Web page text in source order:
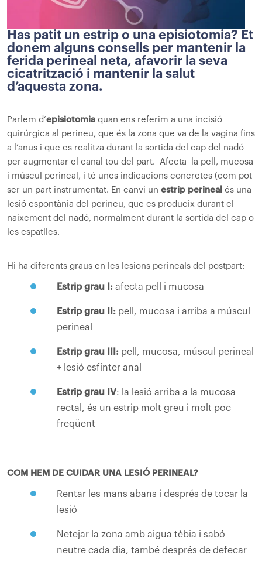
Has patit un estrip o una episiotomia? Et
donem alguns consells per mantenir la
ferida perineal neta, afavorir la seva
cicatrització i mantenir la salut
d’aquesta zona.
Parlem d’episiotomia quan ens referim a una incisió
quirúrgica al perineu, que és la zona que va de la vagina fins
a l’anus i que es realitza durant la sortida del cap del nadó
per augmentar el canal tou del part. Afecta la pell, mucosa
i múscul perineal, i té unes indicacions concretes (com pot
ser un part instrumentat. En canvi un estrip perineal és una
lesió espontània del perineu, que es produeix durant el
naixement del nadó, normalment durant la sortida del cap o
les espatlles.
Hi ha diferents graus en les lesions perineals del postpart:
Estrip grau I: afecta pell i mucosa
Estrip grau II: pell, mucosa i arriba a múscul
perineal
Estrip grau III: pell, mucosa, múscul perineal
+ lesió esfínter anal
Estrip grau IV: la lesió arriba a la mucosa
rectal, és un estrip molt greu i molt poc
freqüent
COM HEM DE CUIDAR UNA LESIÓ PERINEAL?
Rentar les mans abans i després de tocar la
lesió
Netejar la zona amb aigua tèbia i sabó
neutre cada dia, també després de defecar